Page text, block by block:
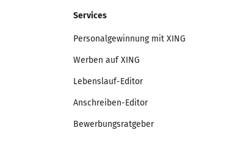
Services
Personalgewinnung mit XING
Werben auf XING
Lebenslauf-Editor
Anschreiben-Editor
Bewerbungsratgeber